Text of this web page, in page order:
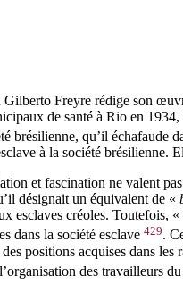
Gilberto Freyre rédige son
de santé à Rio en
brésilienne, qu’il échafaude
à la société brésilienne.
et fascination ne valent
désignait un équivalent de «
esclaves créoles. Toutefois, «
dans la société esclave 429.
positions acquises dans
des travailleurs